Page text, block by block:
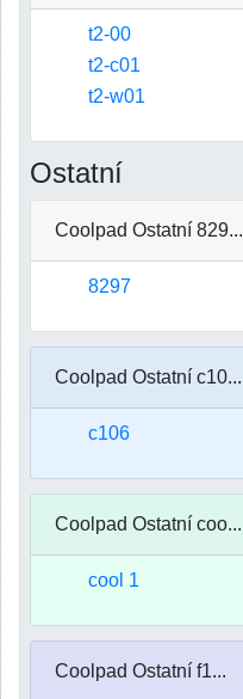
t2-00
t2-c01
t2-w01
Ostatní
Coolpad Ostatní 829...
8297
Coolpad Ostatní c10...
c106
Coolpad Ostatní coo...
cool 1
Coolpad Ostatní f1...